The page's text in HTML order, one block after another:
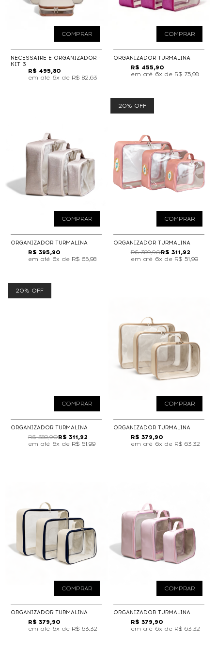
COMPRAR
NECESSAIRE E ORGANIZADOR -
KIT 3
R$ 495,80
6x de R$ 82,63
COMPRAR
ORGANIZADOR TURMALINA
R$ 455,90
6x de R$ 75,98
COMPRAR
ORGANIZADOR TURMALINA
R$ 395,90
6x de R$ 65,98
20% OFF
COMPRAR
ORGANIZADOR TURMALINA
R$ 389,90R$ 311,92
6x de R$ 51,99
20% OFF
COMPRAR
ORGANIZADOR TURMALINA
R$ 389,90R$ 311,92
6x de R$ 51,99
COMPRAR
ORGANIZADOR TURMALINA
R$ 379,90
6x de R$ 63,32
COMPRAR
ORGANIZADOR TURMALINA
R$ 379,90
6x de R$ 63,32
COMPRAR
ORGANIZADOR TURMALINA
R$ 379,90
6x de R$ 63,32